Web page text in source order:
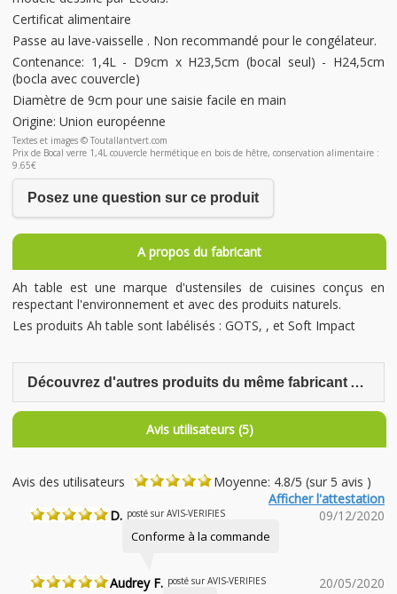
Certificat alimentaire
Passe au lave-vaisselle . Non recommandé pour le congélateur.
Contenance: 1,4L - D9cm x H23,5cm (bocal seul) - H24,5cm
(bocla avec couvercle)
Diamètre de 9cm pour une saisie facile en main
Origine: Union européenne
Textes et images © Toutallantvert.com
Prix de Bocal verre 1,4L couvercle hermétique en bois de hêtre, conservation alimentaire :
9.65€
Posez une question sur ce produit
A propos du fabricant
Ah table est une marque d'ustensiles de cuisines conçus en
respectant l'environnement et avec des produits naturels.
Les produits Ah table sont labélisés : GOTS, , et Soft Impact
Découvrez d'autres produits du même fabricant Ah Table
Avis utilisateurs (5)
Avis des utilisateurs
Moyenne: 4.8/5 (sur 5 avis )
Afficher l'attestation
D. posté sur AVIS-VERIFIES 09/12/2020
Conforme à la commande
Audrey F. posté sur AVIS-VERIFIES 20/05/2020